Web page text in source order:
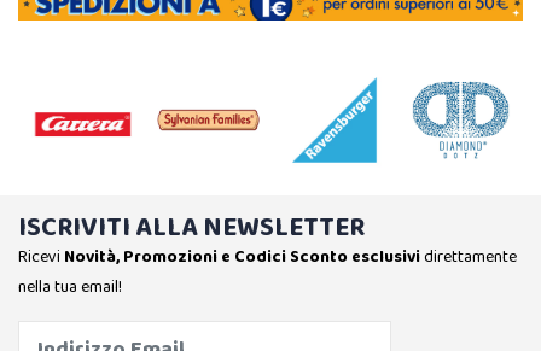
ISCRIVITI ALLA NEWSLETTER
Ricevi Novità, Promozioni e Codici Sconto esclusividirettamente
nella tua email!